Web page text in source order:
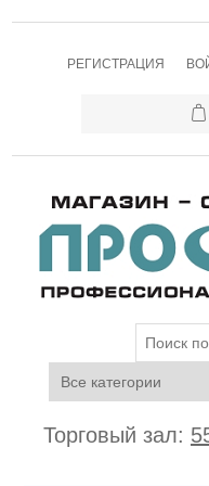
РЕГИСТРАЦИЯ
Торговый зал: